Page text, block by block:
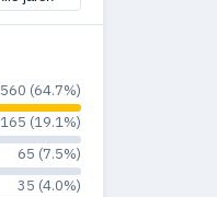
560 (64.7%)
165 (19.1%)
65 (7.5%)
35 (4.0%)